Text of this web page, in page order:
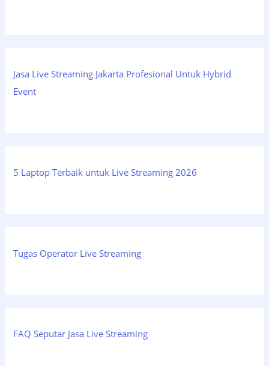
Jasa Live Streaming Jakarta Profesional Untuk Hybrid
Event
5 Laptop Terbaik untuk Live Streaming 2026
Tugas Operator Live Streaming
FAQ Seputar Jasa Live Streaming